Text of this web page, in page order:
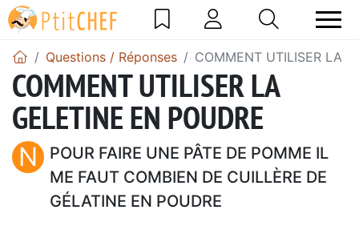
Questions / Réponses COMMENT UTILISER LA
COMMENT UTILISER LA
GELETINE EN POUDRE
N
POUR FAIRE UNE PÂTE DE POMME IL
ME FAUT COMBIEN DE CUILLÈRE DE
GÉLATINE EN POUDRE